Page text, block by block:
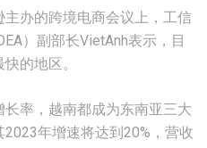
办的跨境电商会议上，工信
）副部长VietAnh表示，目
的地区。
率，越南都成为东南亚三大
年增速将达到20%，营收